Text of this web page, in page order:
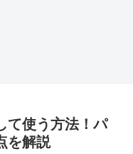
て使う方法！パ
を解説